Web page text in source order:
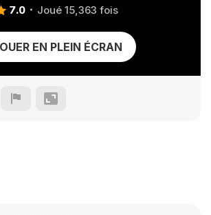
7.0 Joué 15,363 fois
EN PLEIN ÉCRAN